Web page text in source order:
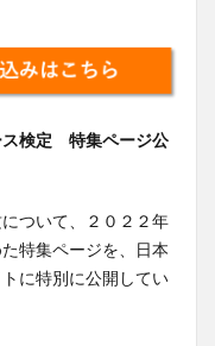
ス検定 特集ページ公
ついて、２０２２年
特集ページを、日本
に特別に公開してい